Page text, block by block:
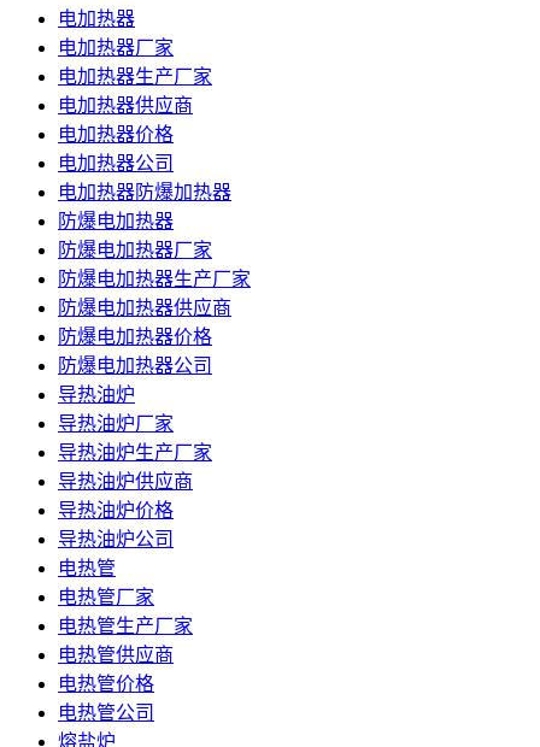
电加热器
电加热器厂家
电加热器生产厂家
电加热器供应商
电加热器价格
电加热器公司
电加热器防爆加热器
防爆电加热器
防爆电加热器厂家
防爆电加热器生产厂家
防爆电加热器供应商
防爆电加热器价格
防爆电加热器公司
导热油炉
导热油炉厂家
导热油炉生产厂家
导热油炉供应商
导热油炉价格
导热油炉公司
电热管
电热管厂家
电热管生产厂家
电热管供应商
电热管价格
电热管公司
熔盐炉